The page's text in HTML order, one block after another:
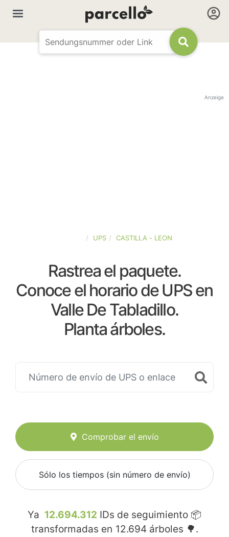
Anzeige
UPS CASTILLA - LEON
Rastrea el paquete.
Conoce el horario de UPS en
Valle De Tabladillo.
Planta árboles.
Comprobar el envío
Sólo los tiempos (sin número de envío)
Ya 12.694.312 IDs de seguimiento 📦
transformadas en 12.694 árboles 🌳.